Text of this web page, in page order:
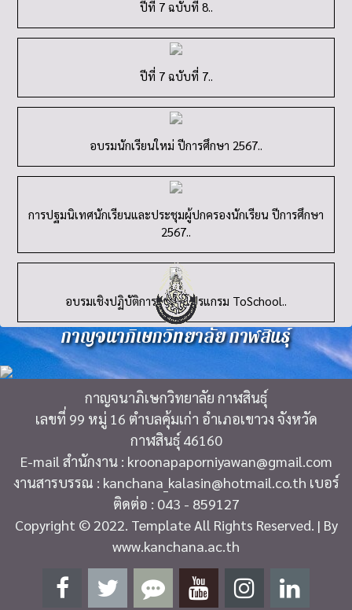
ปีที่ 7 ฉบับที่ 8..
ปีที่ 7 ฉบับที่ 7..
อบรมนักเรียนใหม่ ปีการศึกษา 2567..
การปฐมนิเทศนักเรียนและประชุมผู้ปกครองนักเรียน ปีการศึกษา
2567..
อบรมเชิงปฏิบัติการการใช้โปรแกรม ToSchool..
กาญจนาภิเษกวิทยาลัย กาฬสินธุ์
กาญจนาภิเษกวิทยาลัย กาฬสินธุ์
เลขที่ 99 หมู่ 16 ตำบลคุ้มเก่า อำเภอเขาวง จังหวัด
กาฬสินธุ์ 46160
E-mail สำนักงาน : kroonapaporniyawan@gmail.com
งานสารบรรณ : kanchana_kalasin@hotmail.co.th เบอร์
ติดต่อ : 043 - 859127
Copyright © 2022. Template All Rights Reserved. | By
www.kanchana.ac.th